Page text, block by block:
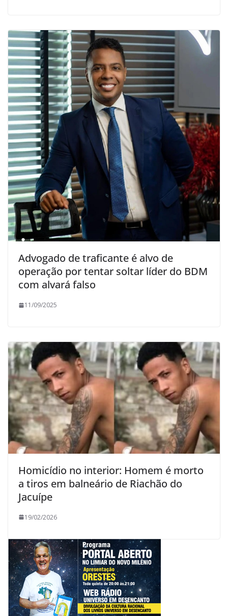
Advogado de traficante é alvo de
operação por tentar soltar líder do BDM
com alvará falso
11/09/2025
Homicídio no interior: Homem é morto
a tiros em balneário de Riachão do
Jacuípe
19/02/2026